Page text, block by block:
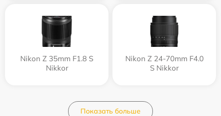
Nikon Z 35mm F1.8 S
Nikkor
Nikon Z 24-70mm F4.0
S Nikkor
Показать больше